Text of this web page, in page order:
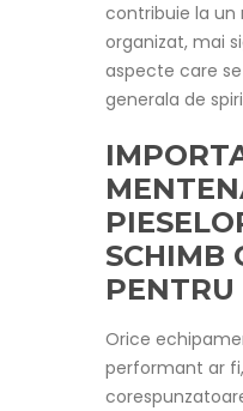
contribuie la un
organizat, mai
aspecte care
generala de
SCHIMB
Orice
performant ar